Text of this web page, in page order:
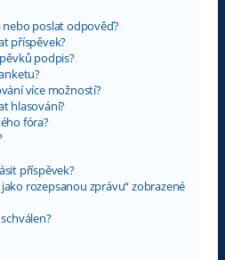
poslat odpověď?
příspěvek?
podpis?
více možností?
hlasování?
fóra?
příspěvek?
rozepsanou zprávu“ zobrazené